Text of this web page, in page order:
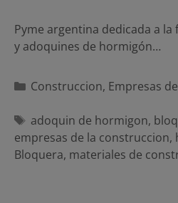
Pyme argentina dedicada a
y adoquines de hormigón…
Categorías
Construccion, Empresas
Etiquetas
adoquin de hormigon,
empresas de la construccion,
Bloquera, materiales de